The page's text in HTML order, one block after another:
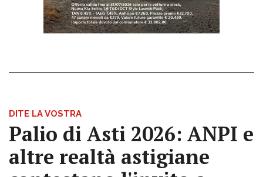
DITE LA VOSTRA
Palio di Asti 2026: ANPI e
altre realtà astigiane